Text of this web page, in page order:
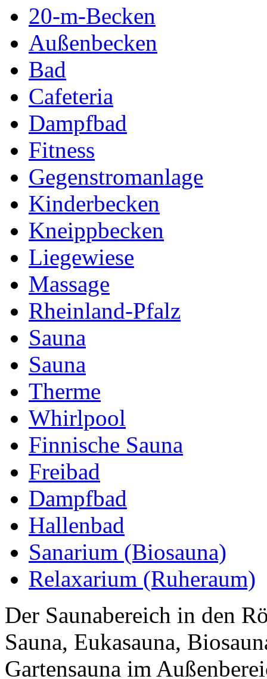
20-m-Becken
Außenbecken
Bad
Cafeteria
Dampfbad
Fitness
Gegenstromanlage
Kinderbecken
Kneippbecken
Liegewiese
Massage
Rheinland-Pfalz
Sauna
Sauna
Therme
Whirlpool
Finnische Sauna
Freibad
Dampfbad
Hallenbad
Sanarium (Biosauna)
Relaxarium (Ruheraum)
Der Saunabereich in den
Sauna, Eukasauna,
Gartensauna im